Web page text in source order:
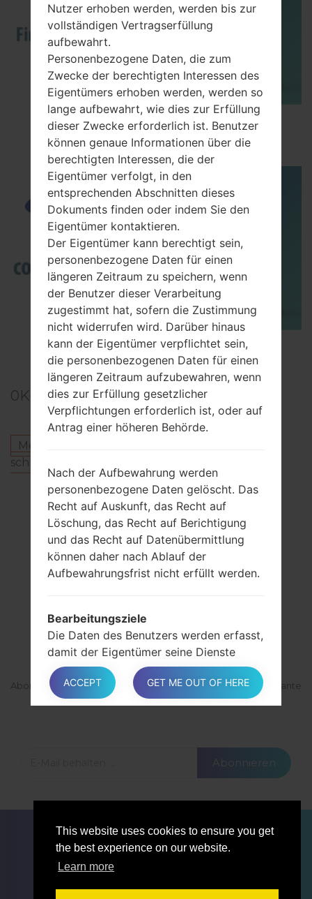
This website uses cookies to ensure you get
the best experience on our website.
Learn more
How to Flash Stock Firmware on Samsung
Smartphone using Odin?
TOP 5 SECRET CODES for Samsung
0Kommentare
Melden Sie sich an
schreiben.
Andere Modelle aus dieser Serie
SamsungUltra TouchGT-S8300
SamsungUltra TouchGT-S8300C
SamsungUltra TouchGT-S8300N
SamsungUltra TouchGT-S8300V
ABONNIEREN
Abonnieren Sie unsere Mailingliste und erhalten Sie interessante
Materialien und Updates per E-Mail.
Abonnieren
NUTZUNGSBEDINGUNGEN
Nutzer erhoben werden, werden bis zur
vollständigen Vertragserfüllung
aufbewahrt.
Personenbezogene Daten, die zum
Zwecke der berechtigten Interessen des
Eigentümers erhoben werden, werden so
lange aufbewahrt, wie dies zur Erfüllung
dieser Zwecke erforderlich ist. Benutzer
können genaue Informationen über die
berechtigten Interessen, die der
Eigentümer verfolgt, in den
entsprechenden Abschnitten dieses
Dokuments finden oder indem Sie den
Eigentümer kontaktieren.
Der Eigentümer kann berechtigt sein,
personenbezogene Daten für einen
längeren Zeitraum zu speichern, wenn
der Benutzer dieser Verarbeitung
zugestimmt hat, sofern die Zustimmung
nicht widerrufen wird. Darüber hinaus
kann der Eigentümer verpflichtet sein,
die personenbezogenen Daten für einen
längeren Zeitraum aufzubewahren, wenn
dies zur Erfüllung gesetzlicher
Verpflichtungen erforderlich ist, oder auf
Antrag einer höheren Behörde.
Nach der Aufbewahrung werden
personenbezogene Daten gelöscht. Das
Recht auf Auskunft, das Recht auf
Löschung, das Recht auf Berichtigung
und das Recht auf Datenübermittlung
können daher nach Ablauf der
Aufbewahrungsfrist nicht erfüllt werden.
Bearbeitungsziele
Die Daten des Benutzers werden erfasst,
damit der Eigentümer seine Dienste
erbringen kann, und für folgende
Zwecke: Verwalten Sie Kontakte, senden
Sie Nachrichten und kommentieren Sie
In den entsprechenden Abschnitten
dieses Dokuments finden Benutzer
zusätzliche detaillierte Informationen
jedes Ziel verwendeten spezifischen
persönlichen Daten.
Ausführliche Informationen zum
ACCEPT GET ME OUT OF HERE